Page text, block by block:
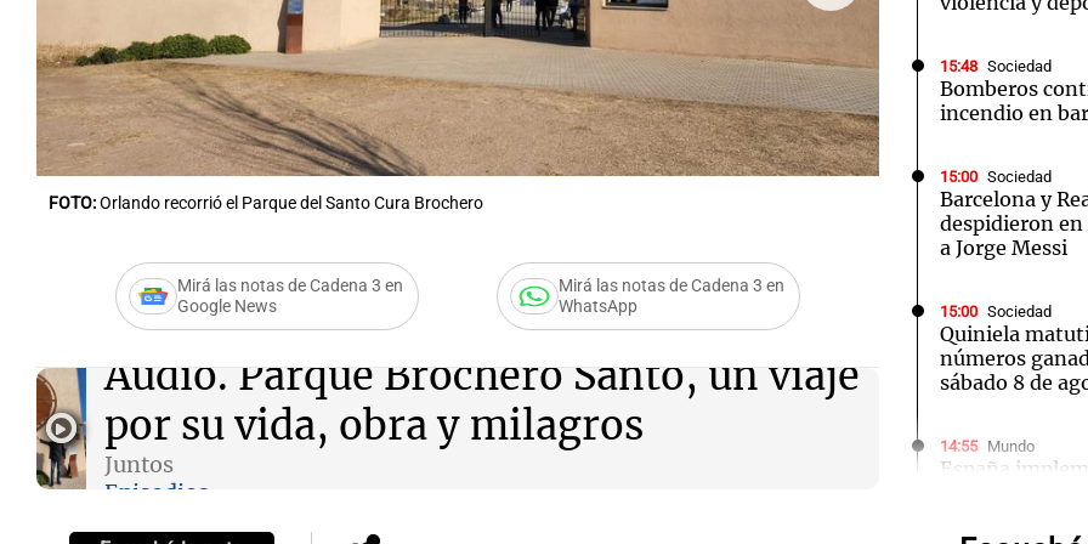
FOTO:Orlando recorrió el Parque del Santo Cura Brochero FOTO:Orlando recorrió el
Mirá las notas de Cadena 3 en
Google News
Mirá las notas de Cadena 3 en
WhatsApp
Audio. Parque Brochero Santo, un viaje
por su vida, obra y milagros
Juntos
Episodios
15:48 Sociedad
Bomberos
incendio en
15:00 Sociedad
Barcelona y
despidieron en
a Jorge Messi
15:00 Sociedad
Quiniela
números
sábado 8 de
14:55 Mundo
España
Editorial
Notas
Mundial 2026
Notas Notas
Cadena 3 en